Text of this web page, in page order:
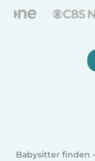
Babysitter finden